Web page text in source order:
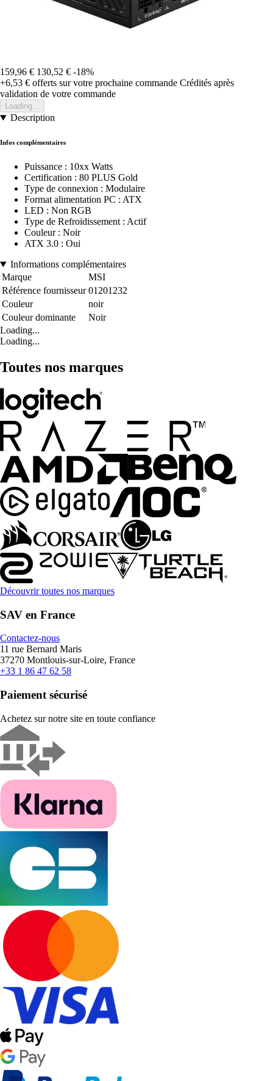
159,96 € 130,52 € -18%
+6,53 € offerts sur votre prochaine commande Crédités après
validation de votre commande
Loading...
Description
Infos complémentaires
Puissance : 10xx Watts
Certification : 80 PLUS Gold
Type de connexion : Modulaire
Format alimentation PC : ATX
LED : Non RGB
Type de Refroidissement : Actif
Couleur : Noir
ATX 3.0 : Oui
Informations complémentaires
Marque
MSI
Référence fournisseur 01201232
Couleur
noir
Couleur dominante
Noir
Loading...
Loading...
Toutes nos marques
Découvrir toutes nos marques
SAV en France
Contactez-nous
11 rue Bernard Maris
37270 Montlouis-sur-Loire, France
+33 1 86 47 62 58
Paiement sécurisé
Achetez sur notre site en toute confiance